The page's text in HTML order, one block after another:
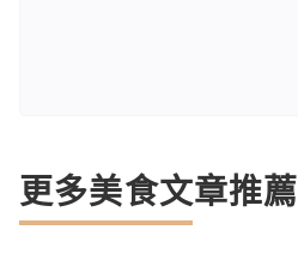
更多美食文章推薦